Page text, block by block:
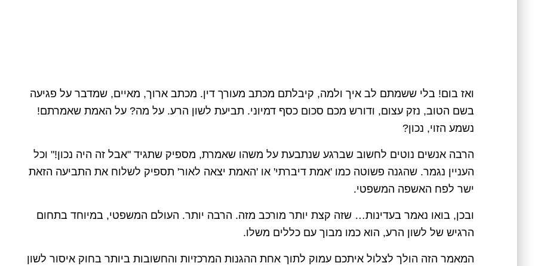
ואז בום! בלי ששמתם לב איך ולמה, קיבלתם מכתב מעורך דין. מכתב ארוך, מאיים, שמדבר על פגיעה
בשם הטוב, נזק עצום, ודורש מכם סכום כסף דמיוני. תביעת לשון הרע. על מה? על האמת שאמרתם!
נשמע הזוי, נכון?
הרבה אנשים נוטים לחשוב שברגע שנתבעת על משהו שאמרת, מספיק שתגיד "אבל זה היה נכון!" וכל
העניין נגמר. שהגנה פשוטה כמו 'אמת דיברתי' או 'האמת יצאה לאור' תספיק לשלוח את התביעה הזאת
ישר לפח האשפה המשפטי.
ובכן, בואו נאמר בעדינות… שזה קצת יותר מורכב מזה. הרבה יותר. העולם המשפטי, במיוחד בתחום
הרגיש של לשון הרע, הוא כמו מבוך עם כללים משלו.
המאמר הזה הולך לצלול איתכם עמוק לתוך אחת ההגנות המרכזיות והחשובות ביותר בחוק איסור לשון